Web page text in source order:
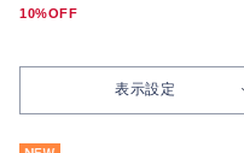
10%OFF
表示設定